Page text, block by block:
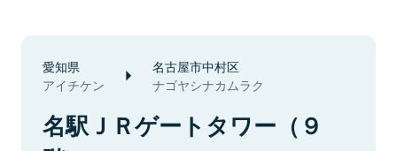
愛知県
アイチケン
名古屋市中村区
ナゴヤシナカムラク
名駅ＪＲゲートタワー（９